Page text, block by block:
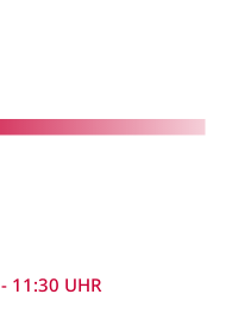
11:30 UHR